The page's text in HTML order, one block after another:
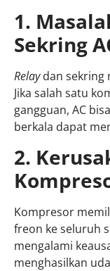
1.
Sekring
Relaydan sekring
Jika salah satu
gangguan, AC
berkala dapat
2.
Kompresor
freon ke seluruh
mengalami
menghasilkan